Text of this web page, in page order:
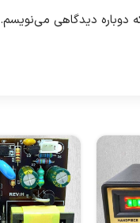
دوباره دیدگاهی می‌نویسم.